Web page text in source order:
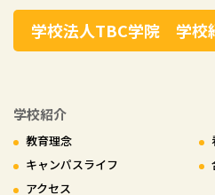
学校法人TBC学院 学
学校紹介
教育理念
キャンパスライフ
アクセス